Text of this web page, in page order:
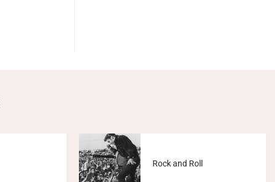
Rock and Roll